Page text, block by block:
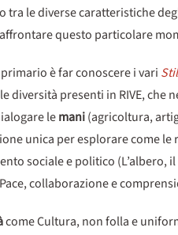
tra le diverse caratteristiche
questo particolare
è far conoscere i vari
diversità presenti in RIVE, che
lemani(agricoltura,
unica per esplorare come
sociale e politico
collaborazione e
come Cultura, non folla e